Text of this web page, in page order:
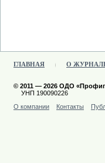
ГЛАВНАЯ О
© 2011 — 2026 ОДО
УНП 190090226
О компании
Контакты